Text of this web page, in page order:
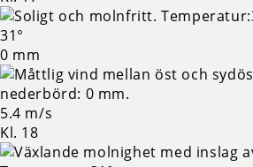
31°
0 mm
5.4 m/s
Kl. 18